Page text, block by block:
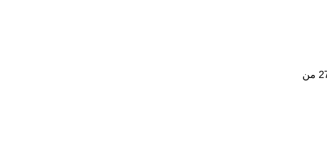
وذلك في قوله تعالى ” وَاللَّهُ يُرِيدُ أَنْ يَتُوبَ عَلَيْكُمْ وَيُرِيدُ الَّذِينَ يَتَّبِعُونَ الشَّهَوَاتِ أَنْ تَمِيلُوا مَيْلا عَظِيمًا” آيه 27 من